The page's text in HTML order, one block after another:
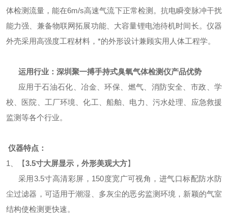
体检测流量，能在6m/s高速气流下正常检测。抗电瞬变脉冲干扰
能力强、兼备物联网拓展功能、大容量锂电池待机时间长。仪器
外壳采用高强度工程材料，*的外形设计兼顾实用人体工程学。
运用行业： 深圳聚一搏手持式臭氧气体检测仪产品优势
应用于石油石化、冶金、环保、燃气、消防安全、市政、学
校、医院、工厂环境、化工、船舶、电力、污水处理、应急救援
监测等各个行业。
仪器特点：
1、【3.5寸大屏显示，外形美观大方】
采用3.5寸高清彩屏，150度宽广可视角，进气口标配防水防
尘过滤器，可适用于潮湿、多灰尘的恶劣监测环境，新颖的气室
结构使检测更快速。